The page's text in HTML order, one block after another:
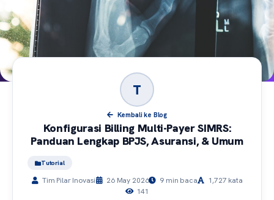
T
Kembali ke Blog
Konfigurasi Billing Multi-Payer SIMRS:
Panduan Lengkap BPJS, Asuransi, & Umum
Tutorial
Tim Pilar Inovasi 26 May 2026 9 min baca
1,727 kata
141